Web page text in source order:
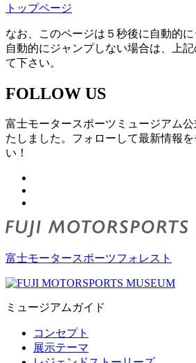
トップページ
なお、このページは５秒後に自動的に
自動的にジャンプしない場合は、上
て下さい。
FOLLOW US
富士モータースポーツミュージアム
たしました。フォローして最新情報
い！
富士モータースポーツフォレスト
ミュージアムガイド
コンセプト
展示テーマ